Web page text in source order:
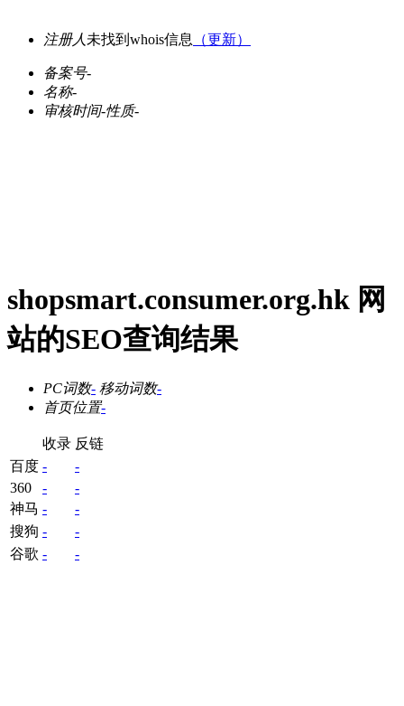
注册人 未找到whois信息 （更新）
备案号-
名称-
审核时间-性质-
shopsmart.consumer.org.hk 网
站的SEO查询结果
PC词数- 移动词数-
首页位置-
收录 反链
百度 -
-
360
-
-
神马 -
-
搜狗 -
-
谷歌 - -